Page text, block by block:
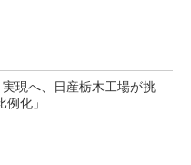
現へ、日産栃木工場が挑
化」